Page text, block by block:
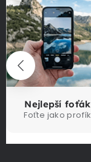
Nejlepší foťák
Foťte jako profík